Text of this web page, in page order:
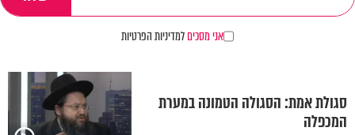
אני מסכיםלמדיניות הפרטיות
סגולת אמת: הסגולה הטמונה במערת
המכפלה